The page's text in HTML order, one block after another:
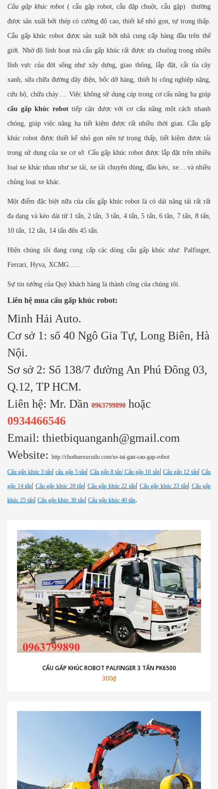
Cẩu gấp khúc robot( cẩu gập robot, cẩu đập chuột, cẩu gập) thường
được sản xuất bởi thép có cường độ cao, thiết kế nhỏ gọn, tự trọng thấp.
Cẩu gấp khúc robot được sản xuất bởi nhà cung cấp hàng đầu trên thế
giới. Nhờ độ linh hoạt mà cẩu gấp khúc rất được ưa chuộng trong nhiều
lĩnh vực của đời sống như xây dựng, giao thông, lắp đặt, cắt tỉa cây
xanh, sửa chữa đường dây điện, bốc dỡ hàng, thiết bị công nghiệp nặng,
cứu hộ, chữa cháy…. Việc không sử dụng cáp trong cơ cấu nâng hạ giúp
cẩu gấp khúc robottiếp cận được với cơ cấu nâng một cách nhanh
chóng, giúp việc nâng hạ tiết kiệm được rất nhiều thời gian. Cẩu gấp
khúc robot được thiết kế nhỏ gọn nên tự trọng thấp, tiết kiệm được tải
trọng sử dụng của xe cơ sở. Cẩu gấp khúc robot được lắp đặt trên nhiều
loại xe khác nhau như xe tải, xe tải chuyên dùng, đầu kéo, xe….và nhiều
chủng loại xe khác.
Một điểm đặc biệt nữa của cẩu gấp khúc robot là có dải nâng tải rất rất
đa dạng và kéo dài từ 1 tấn, 2 tấn, 3 tấn, 4 tấn, 5 tấn, 6 tân, 7 tấn, 8 tấn,
10 tấn, 12 tấn, 14 tấn đến 45 tấn.
Hiện chúng tôi đang cung cấp các dòng cẩu gấp khúc như: Palfinger,
Ferrari, Hyva, XCMG…..
Sự tin tưởng của Quý khách hàng là thành công của chúng tôi.
Liên hệ mua cẩu gấp khúc robot:
Minh Hải Auto.
Cơ sở 1: số 40 Ngô Gia Tự, Long Biên, Hà
Nội.
Sơ sở 2: Số 138/7 đường An Phú Đông 03,
Q.12, TP HCM.
Liên hệ: Mr. Dần 0963799890 hoặc
0934466546
Email: thietbiquanganh@gmail.com
Website: http://chothuexucuilu.com/xe-tai-gan-cau-gap-robot
Cẩu gấp khúc 3 tấn|cẩu gấp 5 tấn| Cẩu gấp 8 tấn| Cẩu gấp 10 tấn| Cẩu gấp 12 tấn|Cẩu
gấp 14 tấn| Cẩu gấp khúc 20 tấn| Cẩu gấp khúc 22 tấn| Cẩu gấp khúc 23 tấn| Cẩu gấp
khúc 25 tấn| Cẩu gấp khúc 30 tấn| Cẩu gấp khúc 40 tấn.
CẨU GẤP KHÚC ROBOT PALFINGER 3 TẤN PK6500
300₫